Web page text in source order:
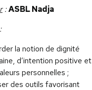
:ASBL Nadja
la notion de dignité
d’intention positive et
personnelles ;
des outils favorisant